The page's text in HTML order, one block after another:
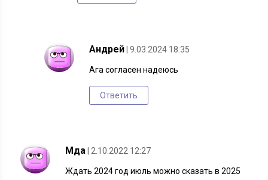
Андрей | 9.03.2024 18:35
Ага согласен надеюсь
Ответить
Мда | 2.10.2022 12:27
Ждать 2024 год июль можно сказать в 2025